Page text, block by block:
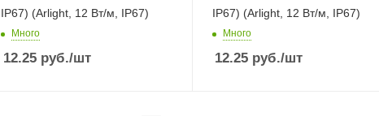
IP67) (Arlight, 12 Вт/м, IP67)
Много
12.25руб./шт
IP67) (Arlight, 12 Вт/м, IP67)
Много
12.25руб./шт